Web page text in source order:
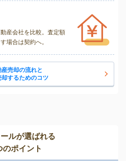
産会社を比較。査定額
場合は契約へ。
産売却の流れと
却するためのコツ
ルが選ばれる
のポイント